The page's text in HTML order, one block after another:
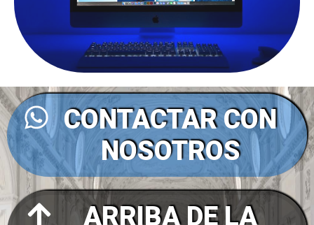
CONTACTAR CON
NOSOTROS
ARRIBA DE LA